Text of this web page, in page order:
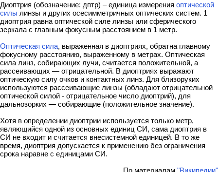
Диоптрия (обозначение: дптр) – единица измерения оптической
силы линзы и других осесимметричных оптических систем. 1
диоптрия равна оптической силе линзы или сферического
зеркала с главным фокусным расстоянием в 1 метр.
Оптическая сила, выраженная в диоптриях, обратна главному
фокусному расстоянию, выраженному в метрах. Оптическая
сила линз, собирающих лучи, считается положительной, а
рассеивающих — отрицательной. В диоптриях выражают
оптическую силу очков и контактных линз. Для близоруких
используются рассеивающие линзы (обладают отрицательной
оптической силой - отрицательное число диоптрий), для
дальнозорких — собирающие (положительное значение).
Хотя в определении диоптрии используется только метр,
являющийся одной из основных единиц СИ, сама диоптрия в
СИ не входит и считается внесистемной единицей. В то же
время, диоптрия допускается к применению без ограничения
срока наравне с единицами СИ.
По материалам "Википедии"